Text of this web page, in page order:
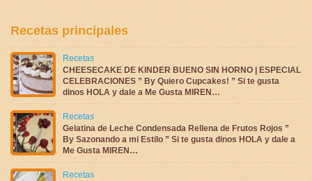
Recetas principales
Recetas
CHEESECAKE DE KINDER BUENO SIN HORNO | ESPECIAL
CELEBRACIONES ” By Quiero Cupcakes! ” Si te gusta
dinos HOLA y dale a Me Gusta MIREN…
Recetas
Gelatina de Leche Condensada Rellena de Frutos Rojos ”
By Sazonando a mi Estilo ” Si te gusta dinos HOLA y dale a
Me Gusta MIREN…
Recetas